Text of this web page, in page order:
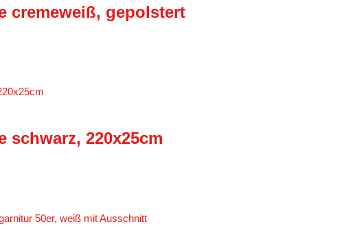
cremeweiß, gepolstert
schwarz, 220x25cm